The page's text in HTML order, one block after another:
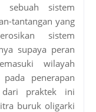
sebuah sistem
tantangan yang
sistem
supaya peran
wilayah
penerapan
dari praktek ini
buruk oligarki